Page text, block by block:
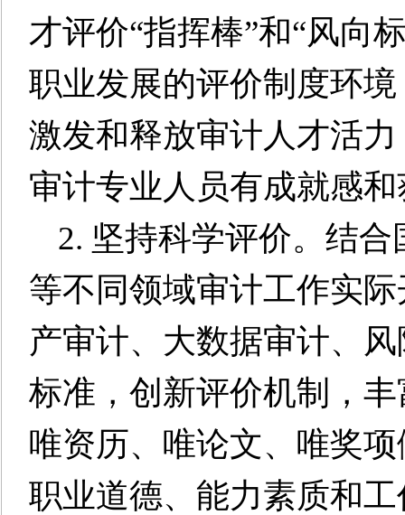
才评价“指挥棒”和“风向
职业发展的评价制度环
激发和释放审计人才活力
审计专业人员有成就感
2. 坚持科学评价。结
等不同领域审计工作实
产审计、大数据审计、
标准，创新评价机制，
唯资历、唯论文、唯奖
职业道德、能力素质和